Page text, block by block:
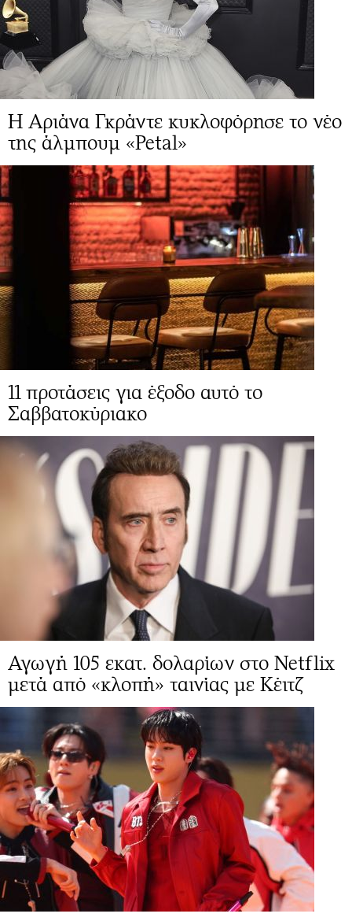
Η Αριάνα Γκράντε κυκλοφόρησε το νέο
της άλμπουμ «Petal»
11 προτάσεις για έξοδο αυτό το
Σαββατοκύριακο
Αγωγή 105 εκατ. δολαρίων στο Netflix
μετά από «κλοπή» ταινίας με Κέιτζ